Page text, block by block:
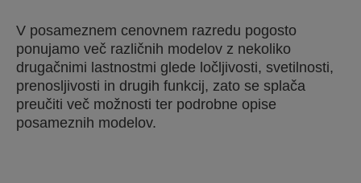
V posameznem cenovnem razredu pogosto
ponujamo več različnih modelov z nekoliko
drugačnimi lastnostmi glede ločljivosti, svetilnosti,
prenosljivosti in drugih funkcij, zato se splača
preučiti več možnosti ter podrobne opise
posameznih modelov.